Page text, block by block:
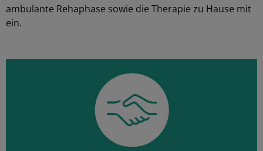
ambulante Rehaphase sowie die Therapie zu Hause mit
ein.